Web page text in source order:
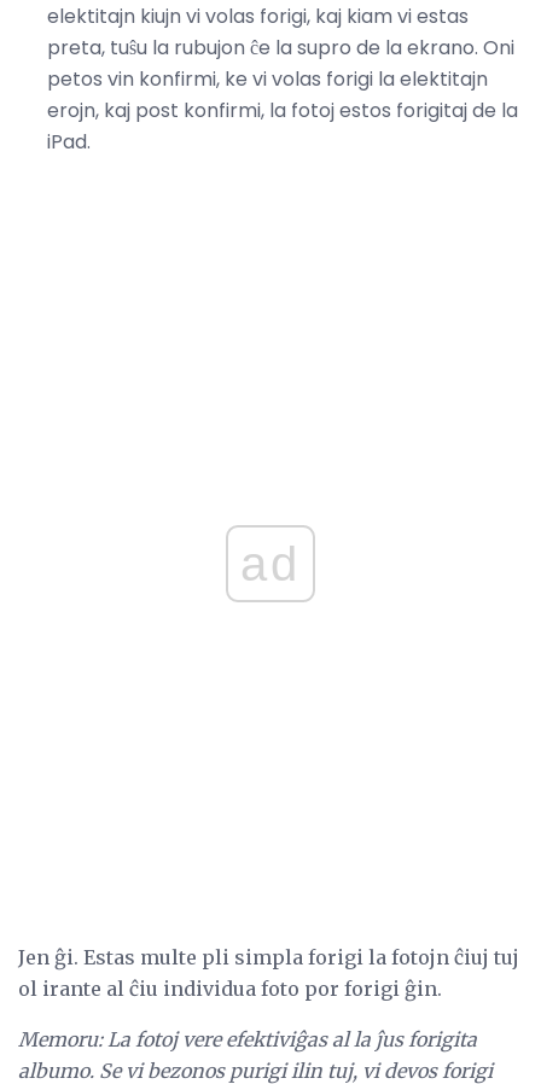
elektitajn kiujn vi volas forigi, kaj kiam vi estas
preta, tuŝu la rubujon ĉe la supro de la ekrano. Oni
petos vin konfirmi, ke vi volas forigi la elektitajn
erojn, kaj post konfirmi, la fotoj estos forigitaj de la
iPad.
ad
Jen ĝi. Estas multe pli simpla forigi la fotojn ĉiuj tuj
ol irante al ĉiu individua foto por forigi ĝin.
Memoru: La fotoj vere efektiviĝas al la ĵus forigita
albumo. Se vi bezonos purigi ilin tuj, vi devos forigi